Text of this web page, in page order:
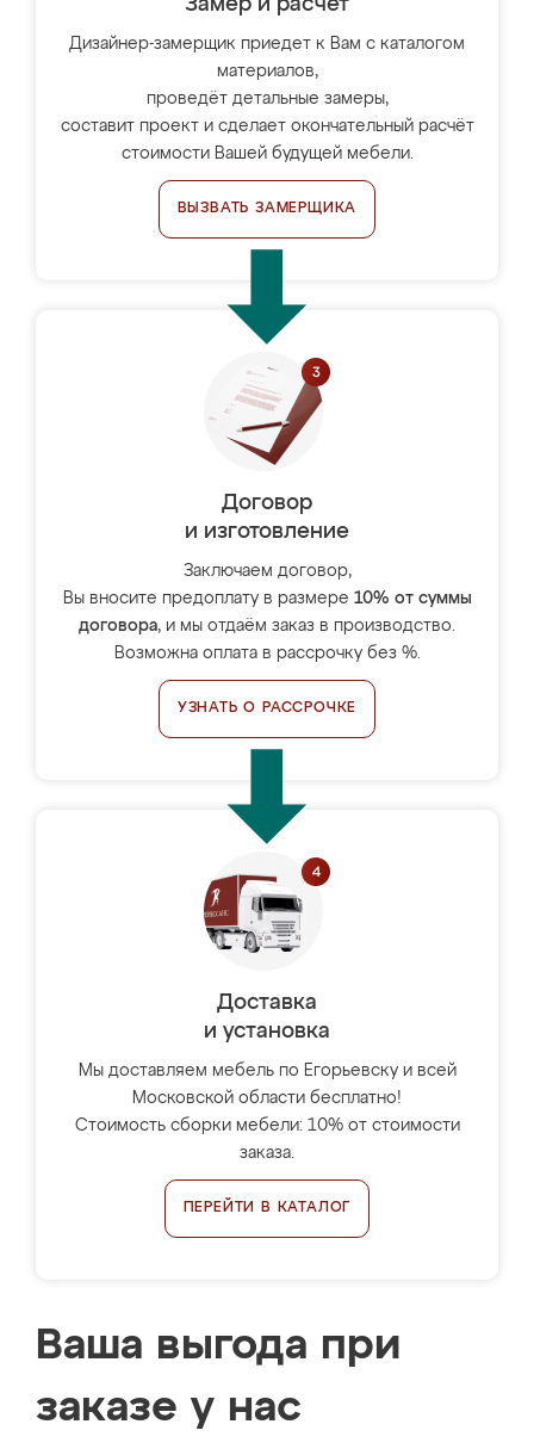
Замер и расчет
Дизайнер-замерщик приедет к Вам с каталогом
материалов,
проведёт детальные замеры,
составит проект и сделает окончательный расчёт
стоимости Вашей будущей мебели.
ВЫЗВАТЬ ЗАМЕРЩИКА
Договор
и изготовление
Заключаем договор,
Вы вносите предоплату в размере 10% от суммы
договора, и мы отдаём заказ в производство.
Возможна оплата в рассрочку без %.
УЗНАТЬ О РАССРОЧКЕ
Доставка
и установка
Мы доставляем мебель по Егорьевску и всей
Московской области бесплатно!
Стоимость сборки мебели: 10% от стоимости
заказа.
ПЕРЕЙТИ В КАТАЛОГ
Ваша выгода при
заказе у нас